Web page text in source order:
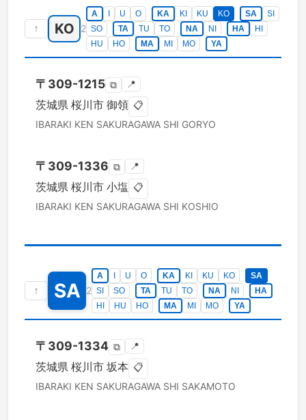
↑ KO 2
A U O KA KI KU KO SA
SI
SO
TA TU TO NA NI HA
HI
HU
HO MA MI MO YA
〒 309-1215 ⧉ 📍
茨城県 桜川市 御領 📋
IBARAKI KEN SAKURAGAWA SHI GORYO
〒 309-1336 ⧉ 📍
茨城県 桜川市 小塩 📋
IBARAKI KEN SAKURAGAWA SHI KOSHIO
↑ SA 2
A U O KA KI KU KO
SA
SI
SO TA TU TO NA NI
HA
HI
HU HO MA MI MO YA
〒 309-1334 ⧉ 📍
茨城県 桜川市 坂本 📋
IBARAKI KEN SAKURAGAWA SHI SAKAMOTO